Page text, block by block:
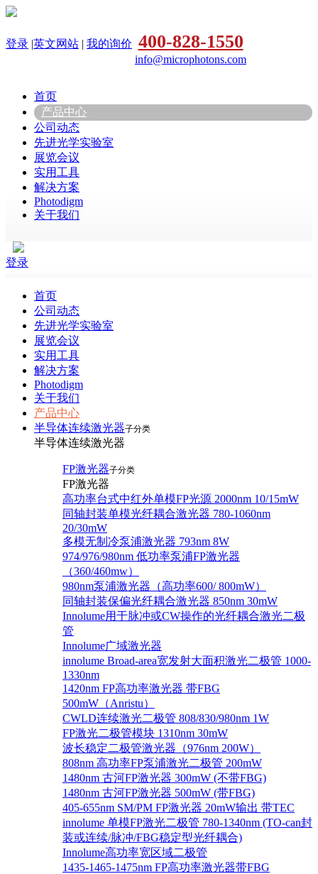
登录 |英文网站 | 我的询价 400-828-1550
info@microphotons.com
首页
产品中心
公司动态
先进光学实验室
展览会议
实用工具
解决方案
Photodigm
关于我们
登录
首页
公司动态
先进光学实验室
展览会议
实用工具
解决方案
Photodigm
关于我们
产品中心
半导体连续激光器子分类
半导体连续激光器
FP激光器子分类
FP激光器
高功率台式中红外单模FP光源 2000nm 10/15mW
同轴封装单模光纤耦合激光器 780-1060nm
20/30mW
多模无制冷泵浦激光器 793nm 8W
974/976/980nm 低功率泵浦FP激光器
（360/460mw）
980nm泵浦激光器（高功率600/ 800mW）
同轴封装保偏光纤耦合激光器 850nm 30mW
Innolume用于脉冲或CW操作的光纤耦合激光二极
管
Innolume广域激光器
innolume Broad-area宽发射大面积激光二极管 1000-
1330nm
1420nm FP高功率激光器 带FBG
500mW（Anristu）
CWLD连续激光二极管 808/830/980nm 1W
FP激光二极管模块 1310nm 30mW
波长稳定二极管激光器（976nm 200W）
808nm 高功率FP泵浦激光二极管 200mW
1480nm 古河FP激光器 300mW (不带FBG)
1480nm 古河FP激光器 500mW (带FBG)
405-655nm SM/PM FP激光器 20mW输出 带TEC
innolume 单模FP激光二极管 780-1340nm (TO-can封
装或连续/脉冲/FBG稳定型光纤耦合)
Innolume高功率宽区域二极管
1435-1465-1475nm FP高功率激光器带FBG